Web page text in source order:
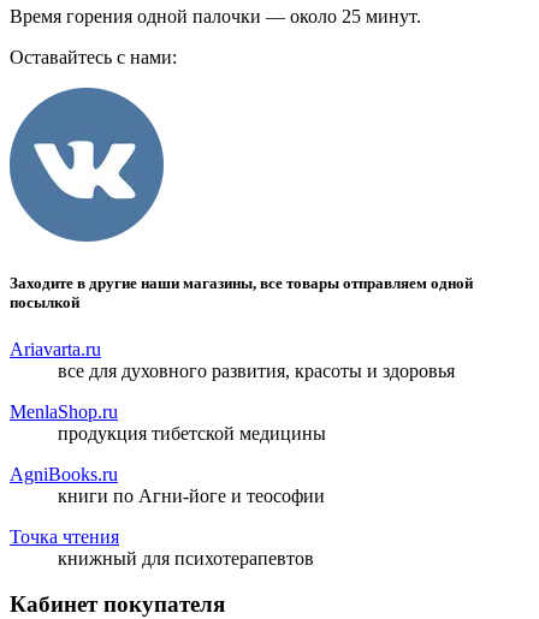
Время горения одной палочки — около 25 минут.
Оставайтесь с нами:
Заходите в другие наши магазины, все товары отправляем одной
посылкой
Ariavarta.ru
все для духовного развития, красоты и здоровья
MenlaShop.ru
продукция тибетской медицины
AgniBooks.ru
книги по Агни-йоге и теософии
Точка чтения
книжный для психотерапевтов
Кабинет покупателя